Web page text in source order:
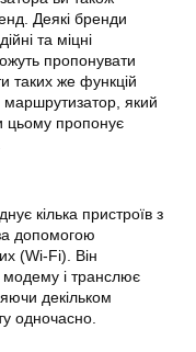
Деякі бренди
та міцні
пропонувати
таких же функцій
маршрутизатор, який
цьому пропонує
кілька пристроїв з
допомогою
(Wi-Fi). Він
модему і транслює
декільком
одночасно.